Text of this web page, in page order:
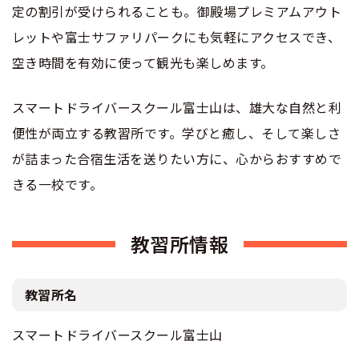
定の割引が受けられることも。御殿場プレミアムアウト
レットや富士サファリパークにも気軽にアクセスでき、
空き時間を有効に使って観光も楽しめます。
スマートドライバースクール富士山は、雄大な自然と利
便性が両立する教習所です。学びと癒し、そして楽しさ
が詰まった合宿生活を送りたい方に、心からおすすめで
きる一校です。
教習所情報
教習所名
スマートドライバースクール富士山